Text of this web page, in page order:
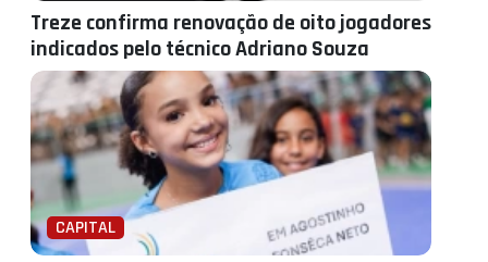
Treze confirma renovação de oito jogadores
indicados pelo técnico Adriano Souza
CAPITAL